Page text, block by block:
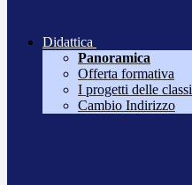
Didattica
Panoramica
Offerta formativa
I progetti delle classi
Cambio Indirizzo